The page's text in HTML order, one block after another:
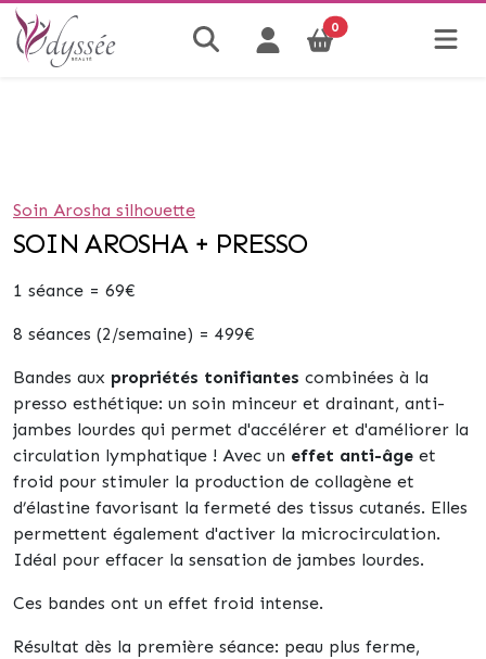
0
Soin Arosha silhouette
SOIN AROSHA + PRESSO
1 séance = 69€
8 séances (2/semaine) = 499€
Bandes aux propriétés tonifiantes combinées à la
presso esthétique: un soin minceur et drainant, anti-
jambes lourdes qui permet d'accélérer et d'améliorer la
circulation lymphatique ! Avec un effet anti-âge et
froid pour stimuler la production de collagène et
d’élastine favorisant la fermeté des tissus cutanés. Elles
permettent également d'activer la microcirculation.
Idéal pour effacer la sensation de jambes lourdes.
Ces bandes ont un effet froid intense.
Résultat dès la première séance: peau plus ferme,